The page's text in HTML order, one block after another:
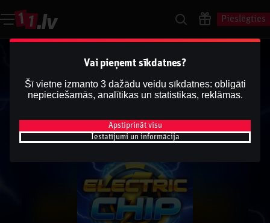
Pieslēgties
Vai pieņemt sīkdatnes?
Šī vietne izmanto 3 dažādu veidu sīkdatnes: obligāti
nepieciešamās, analītikas un statistikas, reklāmas.
Apstiprināt visu
Iestatījumi un informācija